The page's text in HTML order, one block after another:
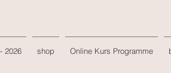
2026 shop Online Kurs Programme